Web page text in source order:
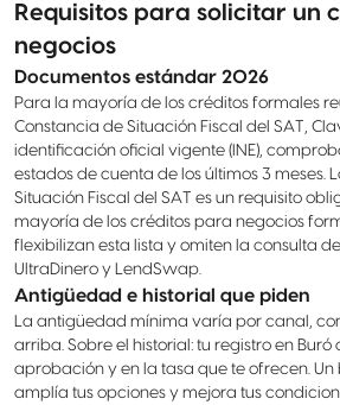
Requisitos para solicitar un
negocios
Documentos estándar 2026
Para la mayoría de los créditos formales
Constancia de Situación Fiscal del SAT,
identificación oficial vigente (INE),
estados de cuenta de los últimos 3 meses.
Situación Fiscal del SAT es un requisito
mayoría de los créditos para negocios
flexibilizan esta lista y omiten la consulta
UltraDinero y LendSwap.
Antigüedad e historial que piden
La antigüedad mínima varía por canal,
arriba. Sobre el historial: tu registro en
aprobación y en la tasa que te ofrecen.
amplía tus opciones y mejora tus